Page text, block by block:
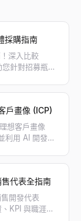
採購指南
深入比較
針對招募瓶頸
戶畫像 (ICP)
想客戶畫像
利用 AI 開發工
代表全指南
開發代表
KPI 與職涯路